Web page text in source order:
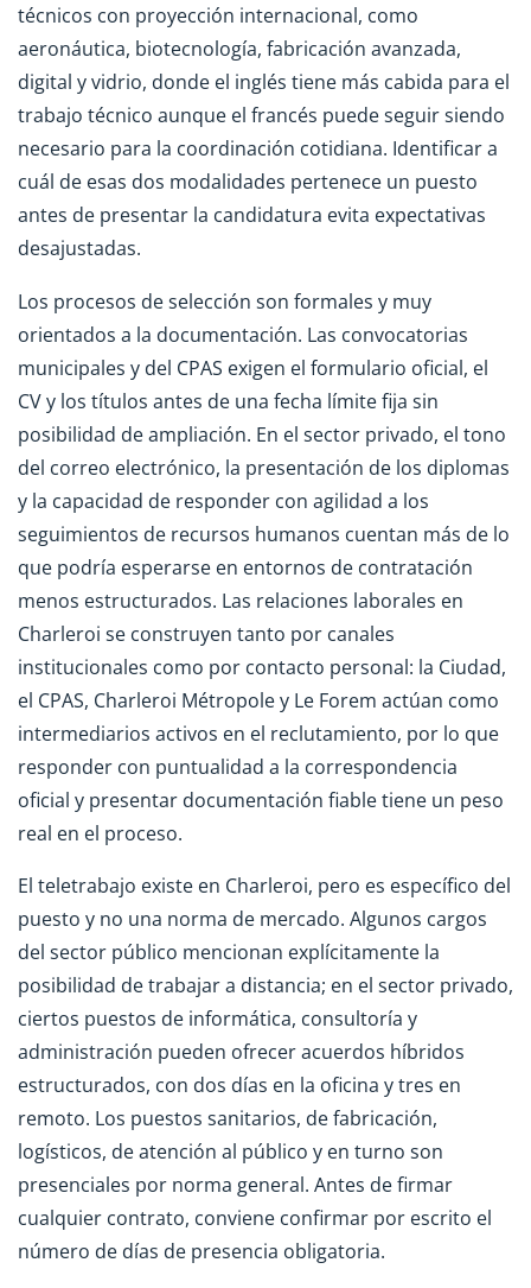
técnicos con proyección internacional, como
aeronáutica, biotecnología, fabricación avanzada,
digital y vidrio, donde el inglés tiene más cabida para el
trabajo técnico aunque el francés puede seguir siendo
necesario para la coordinación cotidiana. Identificar a
cuál de esas dos modalidades pertenece un puesto
antes de presentar la candidatura evita expectativas
desajustadas.
Los procesos de selección son formales y muy
orientados a la documentación. Las convocatorias
municipales y del CPAS exigen el formulario oficial, el
CV y los títulos antes de una fecha límite fija sin
posibilidad de ampliación. En el sector privado, el tono
del correo electrónico, la presentación de los diplomas
y la capacidad de responder con agilidad a los
seguimientos de recursos humanos cuentan más de lo
que podría esperarse en entornos de contratación
menos estructurados. Las relaciones laborales en
Charleroi se construyen tanto por canales
institucionales como por contacto personal: la Ciudad,
el CPAS, Charleroi Métropole y Le Forem actúan como
intermediarios activos en el reclutamiento, por lo que
responder con puntualidad a la correspondencia
oficial y presentar documentación fiable tiene un peso
real en el proceso.
El teletrabajo existe en Charleroi, pero es específico del
puesto y no una norma de mercado. Algunos cargos
del sector público mencionan explícitamente la
posibilidad de trabajar a distancia; en el sector privado,
ciertos puestos de informática, consultoría y
administración pueden ofrecer acuerdos híbridos
estructurados, con dos días en la oficina y tres en
remoto. Los puestos sanitarios, de fabricación,
logísticos, de atención al público y en turno son
presenciales por norma general. Antes de firmar
cualquier contrato, conviene confirmar por escrito el
número de días de presencia obligatoria.